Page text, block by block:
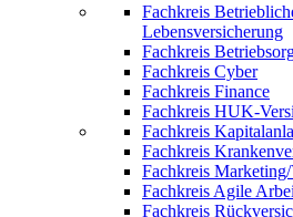
Fachkreis
Lebensversicherung
Fachkreis
Fachkreis Cyber
Fachkreis Finance
Fachkreis HUK-
Fachkreis
Fachkreis
Fachkreis
Fachkreis Agile
Fachkreis